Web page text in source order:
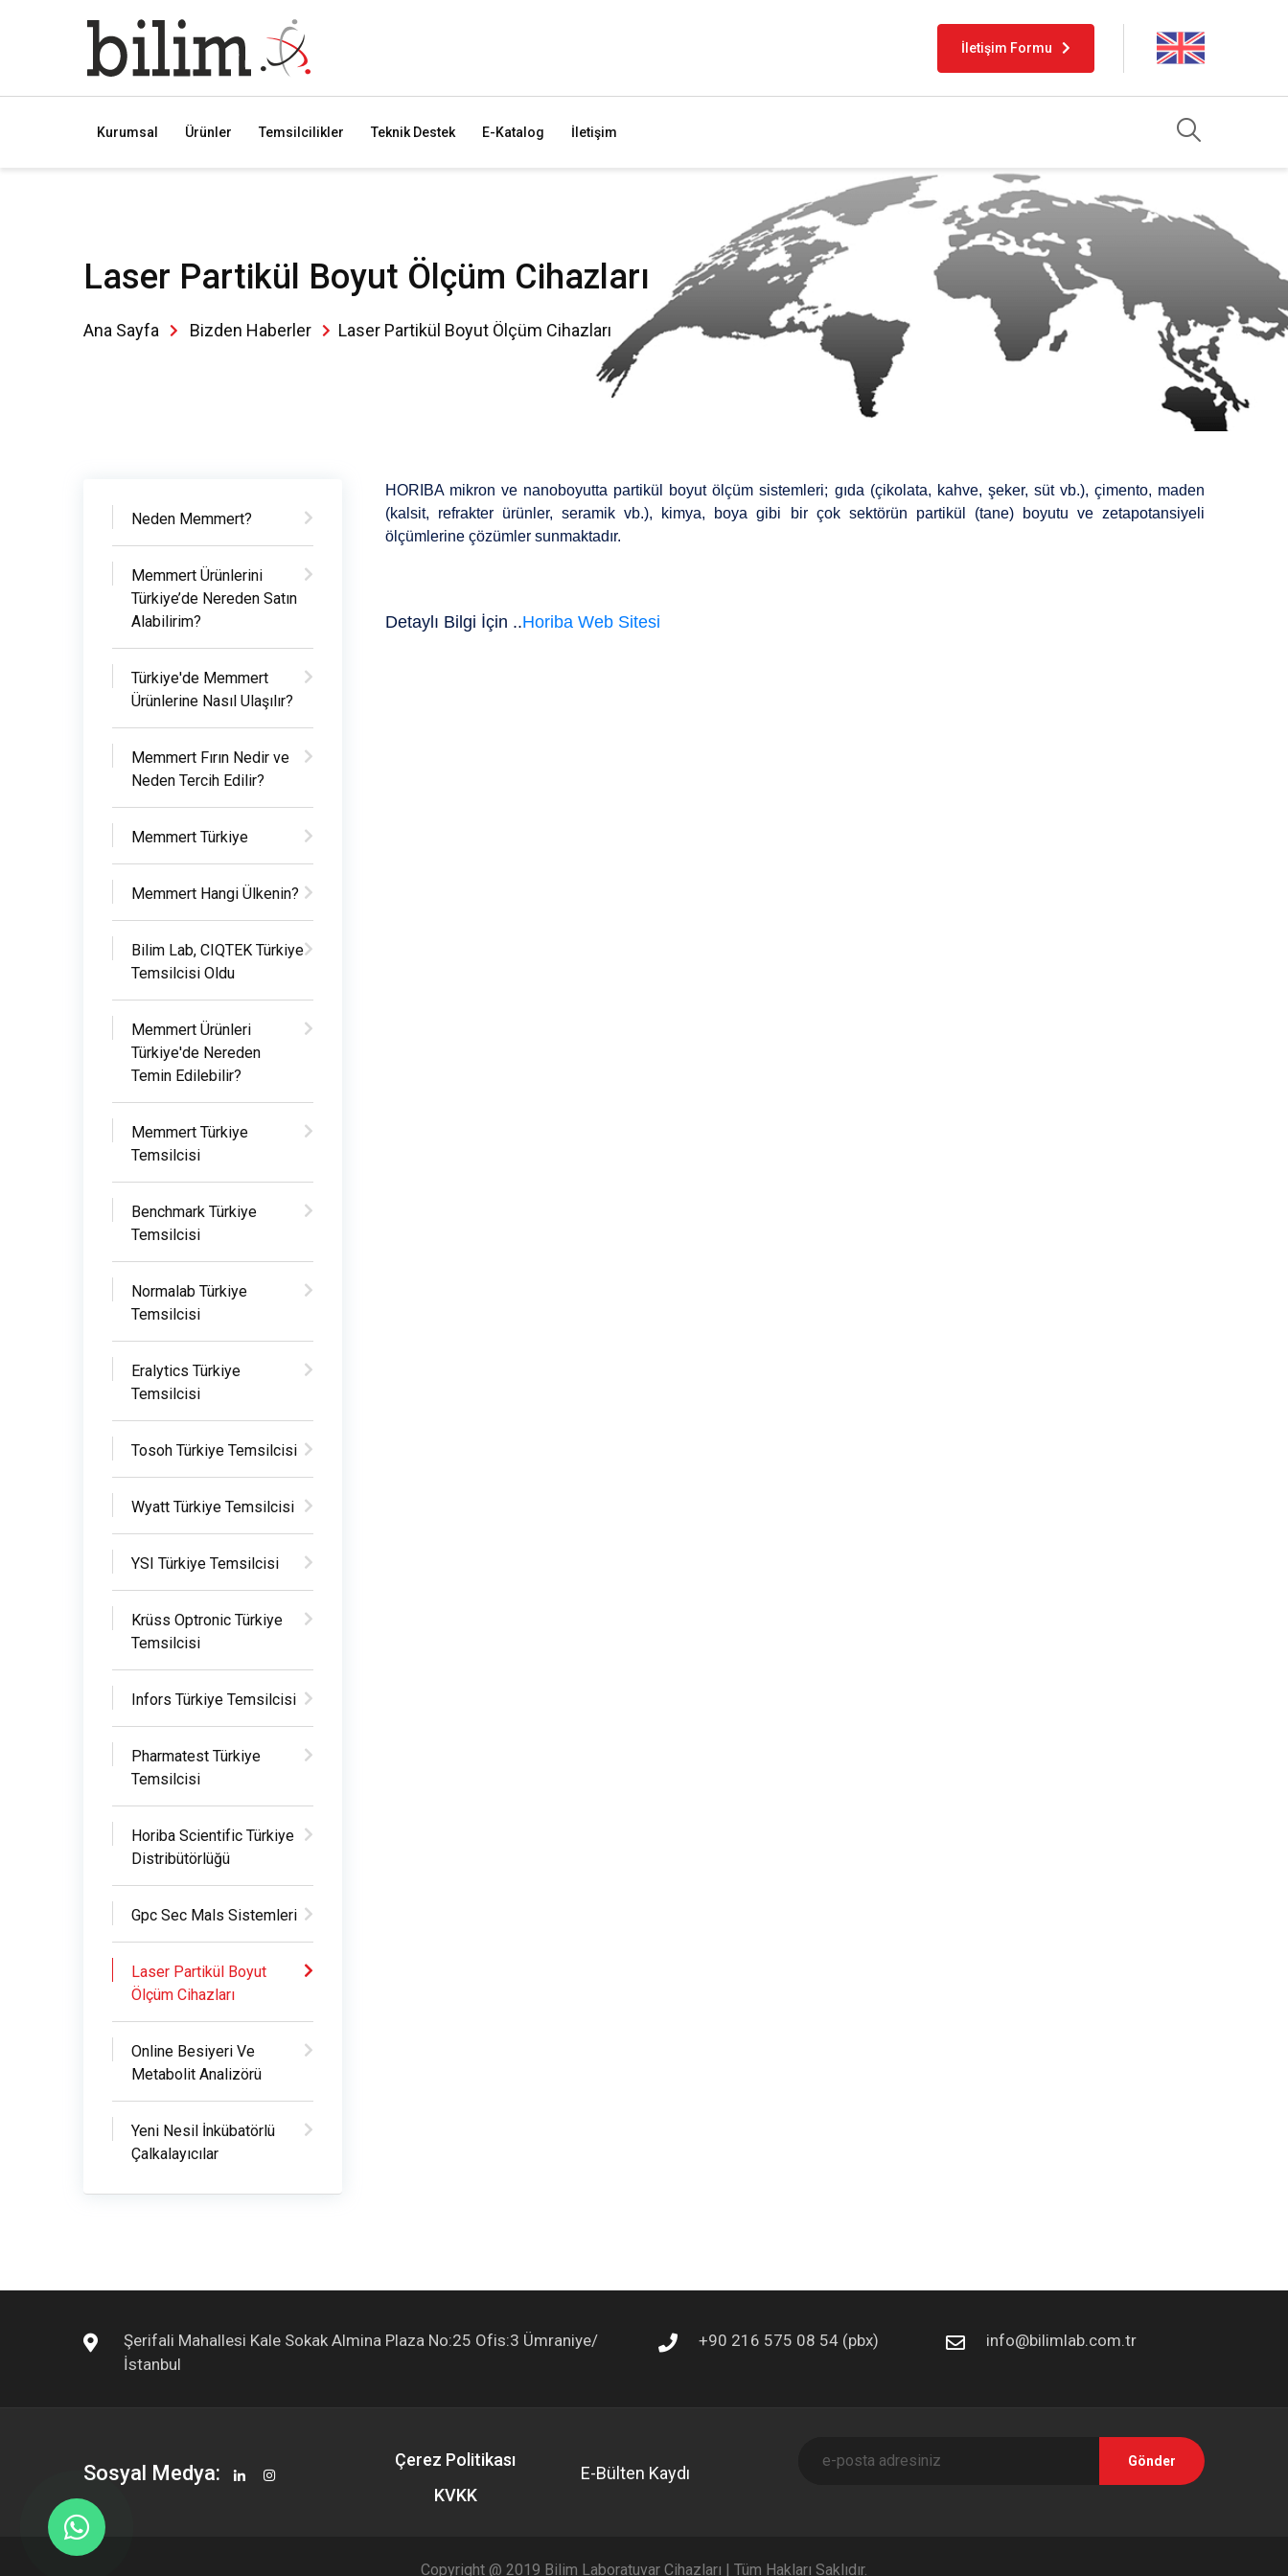
İletişim Formu
Kurumsal Ürünler Temsilcilikler Teknik Destek E-Katalog İletişim
Laser Partikül Boyut Ölçüm Cihazları
Ana Sayfa Bizden Haberler Laser Partikül Boyut Ölçüm Cihazları
Neden Memmert?
Memmert Ürünlerini
Türkiye’de Nereden Satın
Alabilirim?
Türkiye'de Memmert
Ürünlerine Nasıl Ulaşılır?
Memmert Fırın Nedir ve
Neden Tercih Edilir?
Memmert Türkiye
Memmert Hangi Ülkenin?
Bilim Lab, CIQTEK Türkiye
Temsilcisi Oldu
Memmert Ürünleri
Türkiye'de Nereden
Temin Edilebilir?
Memmert Türkiye
Temsilcisi
Benchmark Türkiye
Temsilcisi
Normalab Türkiye
Temsilcisi
Eralytics Türkiye
Temsilcisi
Tosoh Türkiye Temsilcisi
Wyatt Türkiye Temsilcisi
YSI Türkiye Temsilcisi
Krüss Optronic Türkiye
Temsilcisi
Infors Türkiye Temsilcisi
Pharmatest Türkiye
Temsilcisi
Horiba Scientific Türkiye
Distribütörlüğü
Gpc Sec Mals Sistemleri
Laser Partikül Boyut
Ölçüm Cihazları
Online Besiyeri Ve
Metabolit Analizörü
Yeni Nesil İnkübatörlü
Çalkalayıcılar
HORIBA mikron ve nanoboyutta partikül boyut ölçüm sistemleri; gıda (çikolata, kahve, şeker, süt vb.), çimento, maden
(kalsit, refrakter ürünler, seramik vb.), kimya, boya gibi bir çok sektörün partikül (tane) boyutu ve zetapotansiyeli
ölçümlerine çözümler sunmaktadır.
Detaylı Bilgi İçin ..Horiba Web Sitesi
Şerifali Mahallesi Kale Sokak Almina Plaza No:25 Ofis:3 Ümraniye/
İstanbul
+90 216 575 08 54 (pbx) info@bilimlab.com.tr
Sosyal Medya:
Çerez Politikası
KVKK
E-Bülten Kaydı
Gönder
Copyright @ 2019 Bilim Laboratuvar Cihazları | Tüm Hakları Saklıdır.